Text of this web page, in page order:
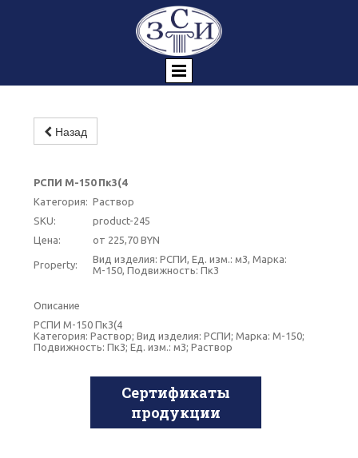
Назад
РСПИ М-150 Пк3(4
Категория: Раствор
SKU:
product-245
Цена:
от 225,70 BYN
Property:
Вид изделия: РСПИ, Ед. изм.: м3, Марка:
М-150, Подвижность: Пк3
Описание
РСПИ М-150 Пк3(4
Категория: Раствор; Вид изделия: РСПИ; Марка: М-150;
Подвижность: Пк3; Ед. изм.: м3; Раствор
Сертификаты
продукции